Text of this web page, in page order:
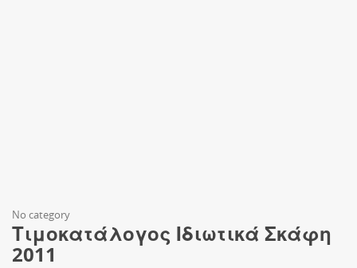
No category
Τιμοκατάλογος Ιδιωτικά Σκάφη
2011